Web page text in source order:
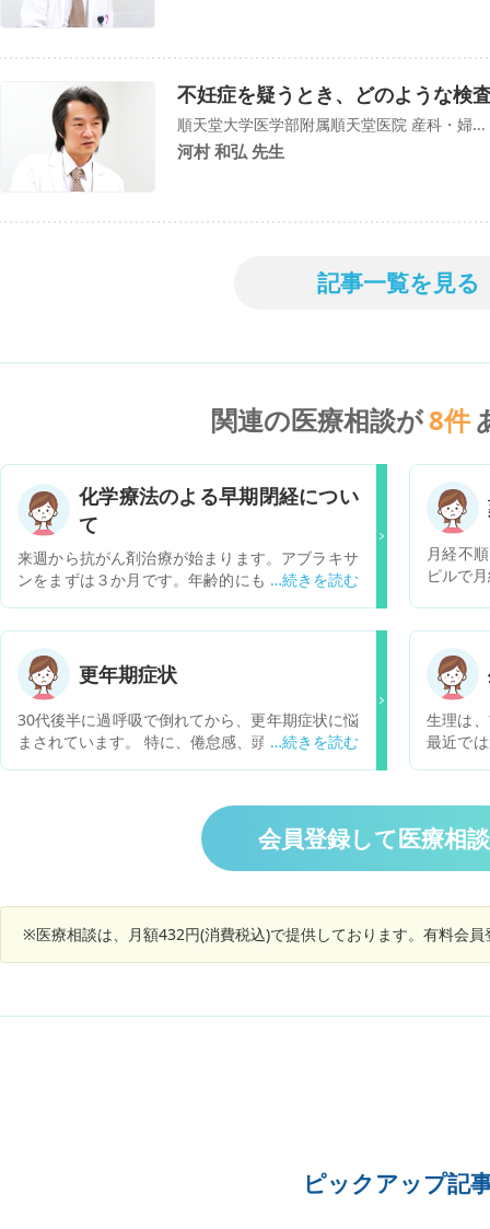
不妊症を疑うとき、どのような検
順天堂大学医学部附属順天堂医院 産科・婦...
河村 和弘 先生
記事一覧を見る
関連の医療相談が8件
化学療法のよる早期閉経につい
て
来週から抗がん剤治療が始まります。アブラキサ
ンをまずは３か月です。年齢的にも子供はもうい
は改めて伺う予定ですが、早期閉経にならないよ
うな治療とか、自分で気をつけらえることはあり
ますでしょうか。
月経不
ピルで
して飲
を３ヶ
逆流性
薬の副
合、何
ろしく
更年期症状
30代後半に過呼吸で倒れてから、更年期症状に悩
まされています。 特に、倦怠感、頭重、めまい、
のですが、ホルモン治療は可能でしょうか？ ま
た、ナチュラルホルモン療法が、合成ホルモンよ
り安全というのを本で読んだのですが、実際には
生理は
最近で
体調が
の痛み
出血量
えたり
会員登録して医療相
※医療相談は、月額432円(消費税込)で提供しております。有料会
ピックアップ記